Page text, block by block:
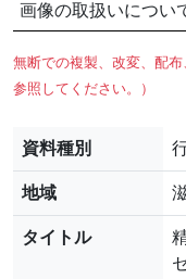
画像の取扱いについ
無断での複製、改変、配布
参照してください。）
資料種別
地域
タイトル